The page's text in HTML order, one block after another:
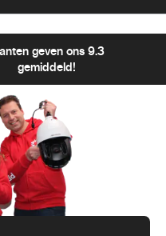
geven ons 9.3
gemiddeld!